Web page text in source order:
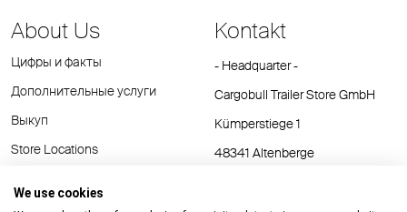
About Us
Цифры и факты
Дополнительные услуги
Выкуп
Store Locations
Kontakt
- Headquarter -
Cargobull Trailer Store GmbH
Kümperstiege 1
48341 Altenberge
We use cookies